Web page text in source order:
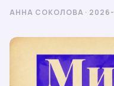
АННА СОКОЛОВА · 2026-